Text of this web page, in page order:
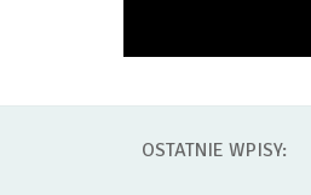
OSTATNIE WPISY: